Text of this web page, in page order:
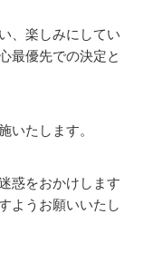
、楽しみにしてい
最優先での決定と
いたします。
惑をおかけします
ようお願いいたし